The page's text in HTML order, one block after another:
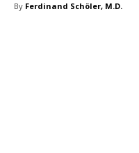
By Ferdinand Schöler, M.D.